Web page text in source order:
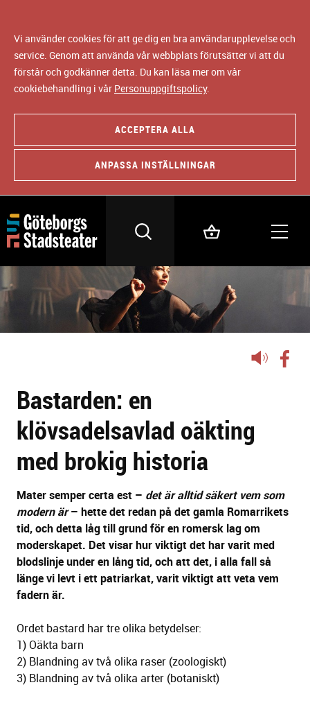
Vi använder cookies för att ge dig en bra användarupplevelse och
service. Genom att använda vår webbplats förutsätter vi att du
förstår och godkänner detta. Du kan läsa mer om vår
cookiebehandling i vår Personuppgiftspolicy.
ACCEPTERA ALLA
ANPASSA INSTÄLLNINGAR
Lyssna
Bastarden: en
klövsadelsavlad oäkting
med brokig historia
Mater semper certa est – det är alltid säkert vem som
modern är– hette det redan på det gamla Romarrikets
tid, och detta låg till grund för en romersk lag om
moderskapet. Det visar hur viktigt det har varit med
blodslinje under en lång tid, och att det, i alla fall så
länge vi levt i ett patriarkat, varit viktigt att veta vem
fadern är.
Ordet bastard har tre olika betydelser:
1) Oäkta barn
2) Blandning av två olika raser (zoologiskt)
3) Blandning av två olika arter (botaniskt)